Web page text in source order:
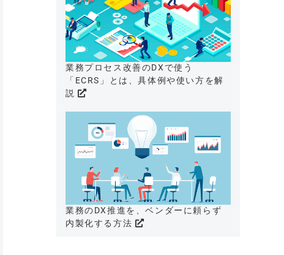
業務プロセス改善のDXで使う
「ECRS」とは、具体例や使い方を解
説
業務のDX推進を、ベンダーに頼らず
内製化する方法